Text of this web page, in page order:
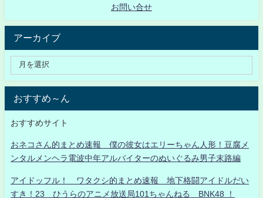
お問い合せ
アーカイブ
おすすめ～ん
おすすめサイト
おネコさん的まとめ速報 僕の彼女はエリーちゃん人形！豆腐メ
ンタルメンヘラ電波中年アルバイターのぬいぐるみ男子末路編
アイドッフル！ ワタクシ的まとめ速報 地下格闘アイドルだい
すき！23 ひうらのアニメ放送局101ちゃんねる BNK48 ！